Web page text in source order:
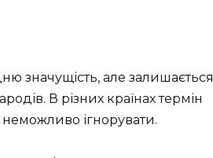
значущість, але залишається
В різних країнах термін
неможливо ігнорувати.